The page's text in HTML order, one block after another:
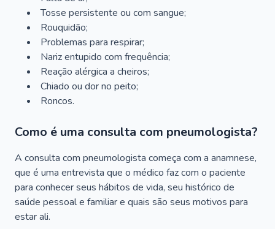
Tosse persistente ou com sangue;
Rouquidão;
Problemas para respirar;
Nariz entupido com frequência;
Reação alérgica a cheiros;
Chiado ou dor no peito;
Roncos.
Como é uma consulta com pneumologista?
A consulta com pneumologista começa com a anamnese,
que é uma entrevista que o médico faz com o paciente
para conhecer seus hábitos de vida, seu histórico de
saúde pessoal e familiar e quais são seus motivos para
estar ali.